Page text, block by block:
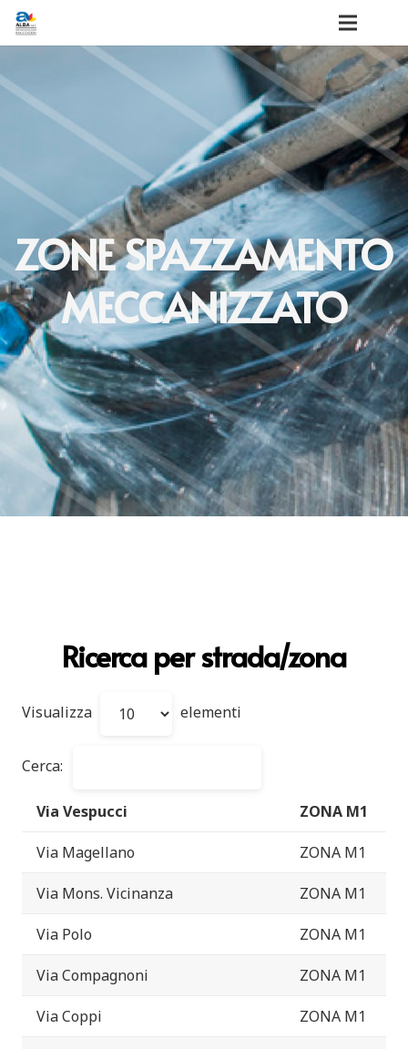
ZONE SPAZZAMENTO
MECCANIZZATO
Ricerca per strada/zona
Visualizza elementi
Cerca:
Via Vespucci ZONA M1
Via Magellano ZONA M1
Via Mons. Vicinanza ZONA M1
Via Polo ZONA M1
Via Compagnoni ZONA M1
Via Coppi ZONA M1